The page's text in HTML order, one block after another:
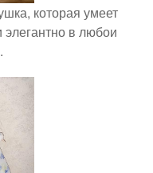
которая умеет
элегантно в любои